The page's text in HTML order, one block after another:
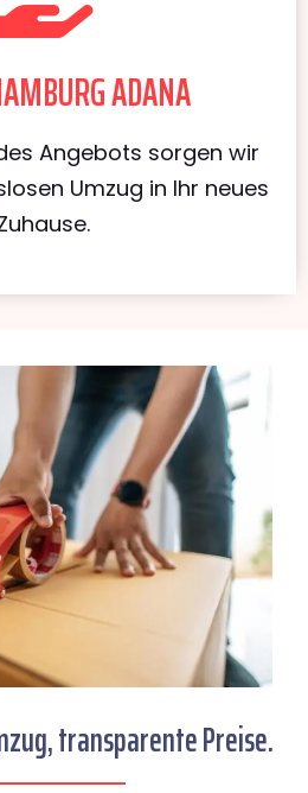
ADANA
Angebots sorgen wir
Umzug in Ihr neues
transparente Preise.